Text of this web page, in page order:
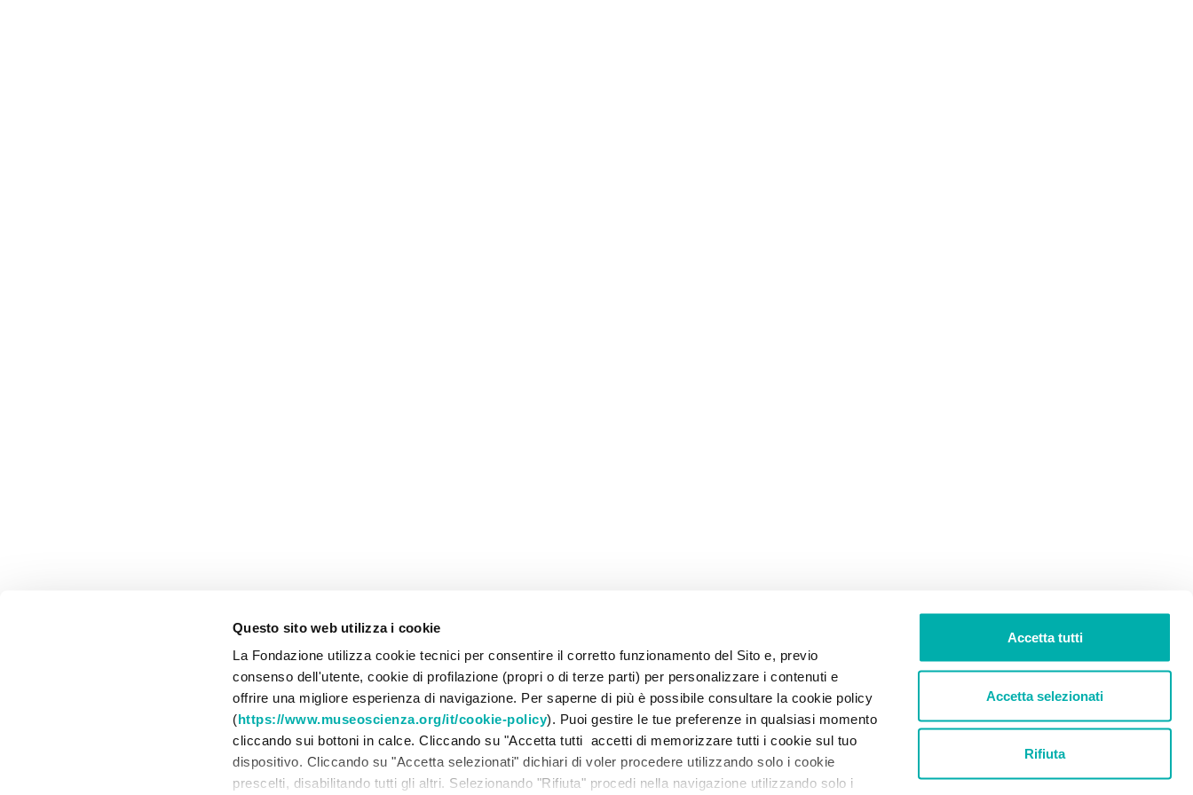
Questo sito web utilizza i cookie
La Fondazione utilizza cookie tecnici per consentire il corretto funzionamento del Sito e, previo
consenso dell'utente, cookie di profilazione (propri o di terze parti) per personalizzare i contenuti e
offrire una migliore esperienza di navigazione. Per saperne di più è possibile consultare la cookie policy
(https://www.museoscienza.org/it/cookie-policy). Puoi gestire le tue preferenze in qualsiasi momento
cliccando sui bottoni in calce. Cliccando su "Accetta tutti accetti di memorizzare tutti i cookie sul tuo
dispositivo. Cliccando su "Accetta selezionati" dichiari di voler procedere utilizzando solo i cookie
prescelti, disabilitando tutti gli altri. Selezionando "Rifiuta" procedi nella navigazione utilizzando solo i
Accetta tutti
Accetta selezionati
Rifiuta